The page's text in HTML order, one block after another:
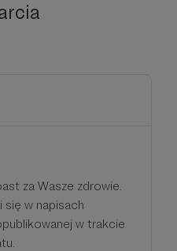
za Wasze zdrowie.
się w napisach
w trakcie